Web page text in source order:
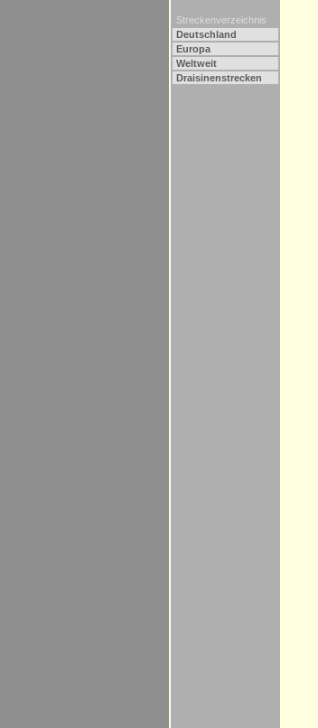
Streckenverzeichnis
Deutschland
Europa
Weltweit
Draisinenstrecken